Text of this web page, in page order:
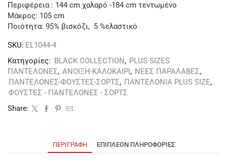
Περιφέρεια : 144 cm χαλαρό -184 cm τεντωμένο
Μάκρος: 105 cm
Ποιότητα: 95% βισκόζι, 5 %ελαστικό
SKU: EL1044-4
Κατηγορίες: BLACK COLLECTION, PLUS SIZES
ΠΑΝΤΕΛΟΝΕΣ, ΑΝΟΙΞΗ-ΚΑΛΟΚΑΙΡΙ, ΝΕΕΣ ΠΑΡΑΛΑΒΕΣ,
ΠΑΝΤΕΛΟΝΕΣ-ΦΟΥΣΤΕΣ-ΣΟΡΤΣ, ΠΑΝΤΕΛΟΝΙΑ PLUS SIZE,
ΦΟΥΣΤΕΣ - ΠΑΝΤΕΛΟΝΕΣ - ΣΟΡΤΣ
Share:
ΠΕΡΙΓΡΑΦΉ ΕΠΙΠΛΈΟΝ ΠΛΗΡΟΦΟΡΊΕΣ